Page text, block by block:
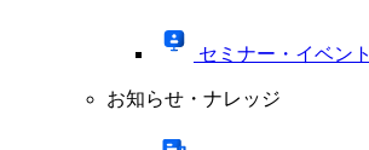
セミナー・イベント
お知らせ・ナレッジ